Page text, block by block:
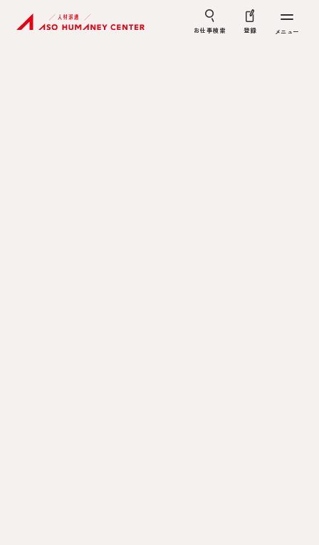
お仕事検索 登録